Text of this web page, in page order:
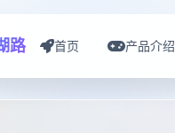
路 首页 产品介绍